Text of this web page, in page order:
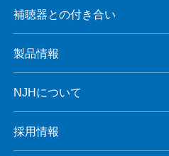
補聴器との付き合い
製品情報
NJHについて
採用情報